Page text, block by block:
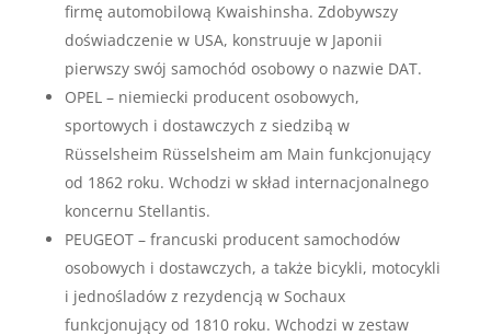
firmę automobilową Kwaishinsha. Zdobywszy
doświadczenie w USA, konstruuje w Japonii
pierwszy swój samochód osobowy o nazwie DAT.
OPEL – niemiecki producent osobowych,
sportowych i dostawczych z siedzibą w
Rüsselsheim Rüsselsheim am Main funkcjonujący
od 1862 roku. Wchodzi w skład internacjonalnego
koncernu Stellantis.
PEUGEOT – francuski producent samochodów
osobowych i dostawczych, a także bicykli, motocykli
i jednośladów z rezydencją w Sochaux
funkcjonujący od 1810 roku. Wchodzi w zestaw